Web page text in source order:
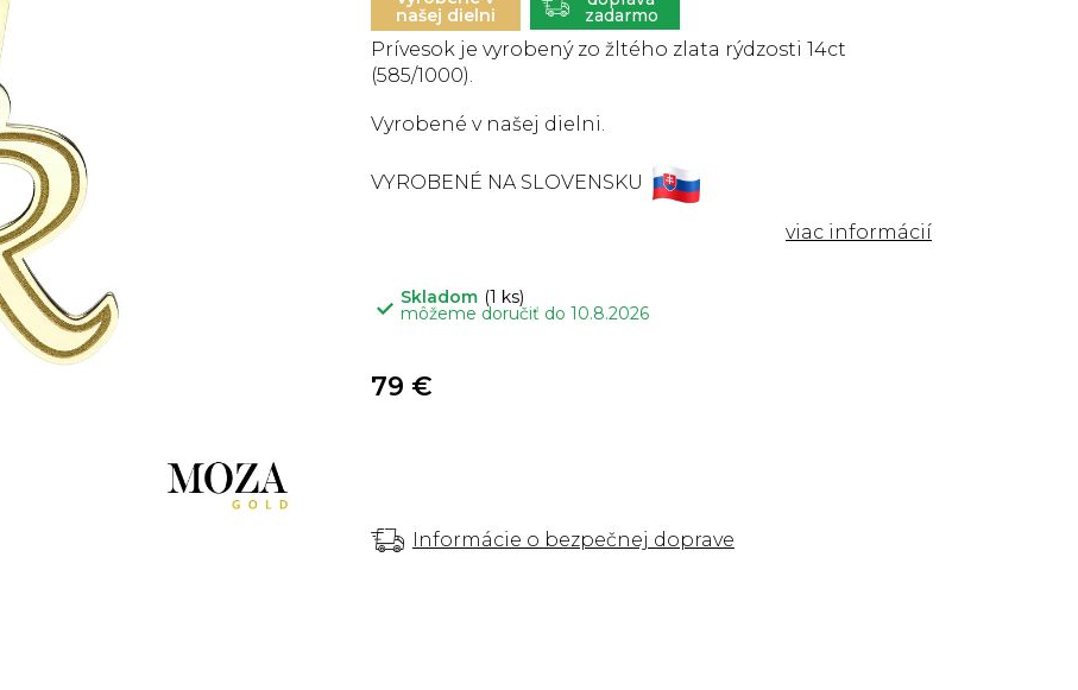
Skladom (1 ks)
môžeme doručiť do 10.8.2026
Prívesok je vyrobený zo žltého zlata rýdzosti 14ct
(585/1000).
Vyrobené v našej dielni.
VYROBENÉ NA SLOVENSKU
Informácie o bezpečnej doprave
hviezdičiek.
našej dielni
79 €